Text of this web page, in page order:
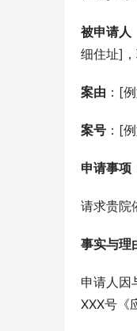
被申请人
细住址]
案由 ：[
案号 ：[
申请事项
请求贵院
事实与理
申请人因
XXX号《